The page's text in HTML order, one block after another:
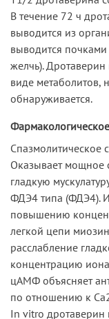
В течение 72 ч
выводится из
выводится
желчь). Дротаверин
виде метаболитов,
обнаруживается.
Спазмолитическое
Оказывает мощное
гладкую
ФДЭ4 типа (ФДЭ4).
повышению
легкой цепи
расслабление
концентрацию
цАМФ объясняет
по отношению к
In vitro